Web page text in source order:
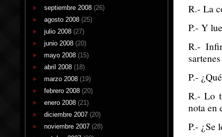
septiembre 2008 (26)
agosto 2008 (25)
julio 2008 (27)
junio 2008 (20)
mayo 2008 (15)
abril 2008 (18)
marzo 2008 (19)
febrero 2008 (20)
enero 2008 (21)
diciembre 2007 (20)
noviembre 2007 (28)
R.- La
P.- Y
R.-
P.-
R.- Lo
nota en
P.- ¿Se